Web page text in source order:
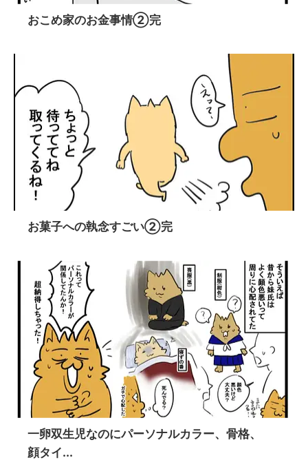
おこめ家のお金事情②完
お菓子への執念すごい②完
一卵双生児なのにパーソナルカラー、骨格、
顔タイ...